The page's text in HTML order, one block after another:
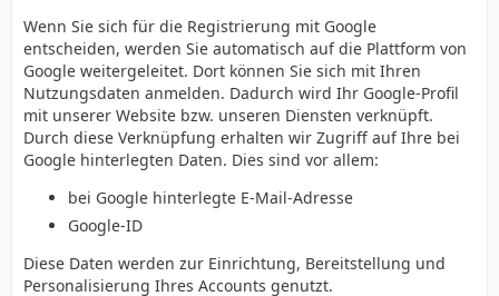
Wenn Sie sich für die Registrierung mit Google
entscheiden, werden Sie automatisch auf die Plattform von
Google weitergeleitet. Dort können Sie sich mit Ihren
Nutzungsdaten anmelden. Dadurch wird Ihr Google-Profil
mit unserer Website bzw. unseren Diensten verknüpft.
Durch diese Verknüpfung erhalten wir Zugriff auf Ihre bei
Google hinterlegten Daten. Dies sind vor allem:
bei Google hinterlegte E-Mail-Adresse
Google-ID
Diese Daten werden zur Einrichtung, Bereitstellung und
Personalisierung Ihres Accounts genutzt.